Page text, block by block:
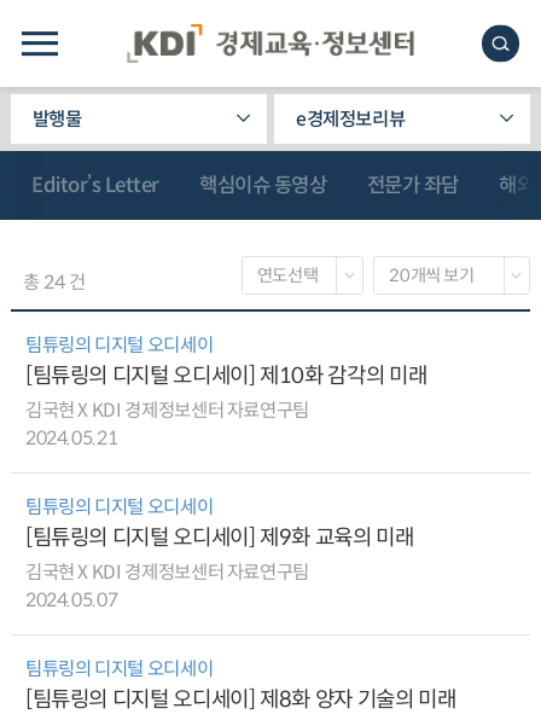
발행물 e경제정보리뷰
Editor’s Letter 핵심이슈 동영상 전문가 좌담 해외
총 24 건
팀튜링의 디지털 오디세이
[팀튜링의 디지털 오디세이] 제10화 감각의 미래
김국현 X KDI 경제정보센터 자료연구팀
2024.05.21
팀튜링의 디지털 오디세이
[팀튜링의 디지털 오디세이] 제9화 교육의 미래
김국현 X KDI 경제정보센터 자료연구팀
2024.05.07
팀튜링의 디지털 오디세이
[팀튜링의 디지털 오디세이] 제8화 양자 기술의 미래